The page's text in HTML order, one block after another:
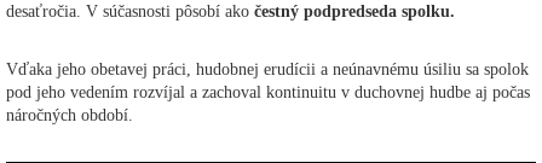
desaťročia. V súčasnosti pôsobí ako čestný podpredseda spolku.
Vďaka jeho obetavej práci, hudobnej erudícii a neúnavnému úsiliu sa spolok
pod jeho vedením rozvíjal a zachoval kontinuitu v duchovnej hudbe aj počas
náročných období.